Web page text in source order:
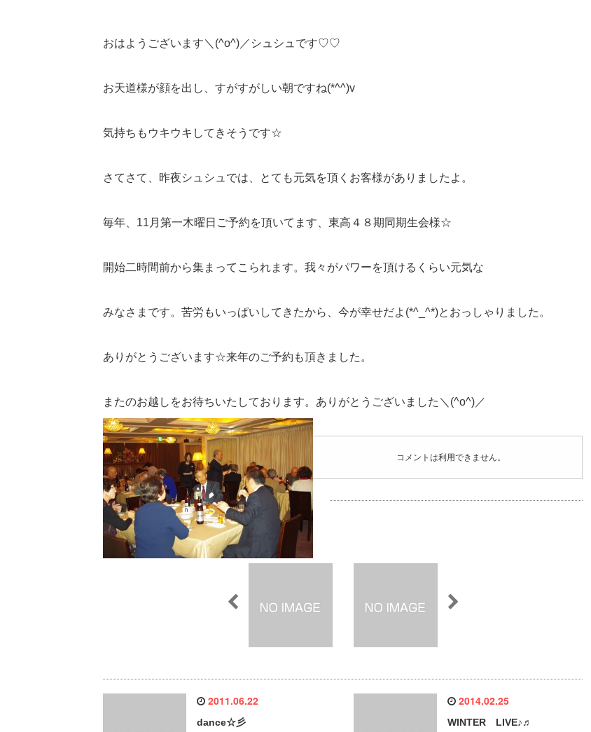
おはようございます＼(^o^)／シュシュです♡♡
お天道様が顔を出し、すがすがしい朝ですね(*^^)v
気持ちもウキウキしてきそうです☆
さてさて、昨夜シュシュでは、とても元気を頂くお客様がありましたよ。
毎年、11月第一木曜日ご予約を頂いてます、東高４８期同期生会様☆
開始二時間前から集まってこられます。我々がパワーを頂けるくらい元気な
みなさまです。苦労もいっぱいしてきたから、今が幸せだよ(*^_^*)とおっしゃりました。
ありがとうございます☆来年のご予約も頂きました。
またのお越しをお待ちいたしております。ありがとうございました＼(^o^)／
コメントは利用できません。
2011.06.22
dance☆彡
2014.02.25
WINTER LIVE♪♬